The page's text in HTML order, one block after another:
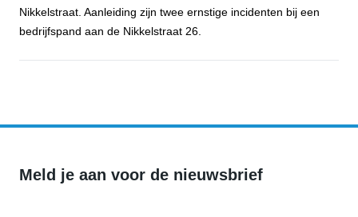
Nikkelstraat. Aanleiding zijn twee ernstige incidenten bij een
bedrijfspand aan de Nikkelstraat 26.
Meld je aan voor de nieuwsbrief